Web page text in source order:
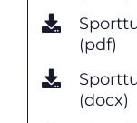
(pdf)
(docx)